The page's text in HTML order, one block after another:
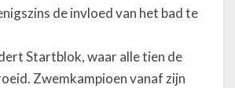
de invloed van het bad te
Startblok, waar alle tien de
Zwemkampioen vanaf zijn